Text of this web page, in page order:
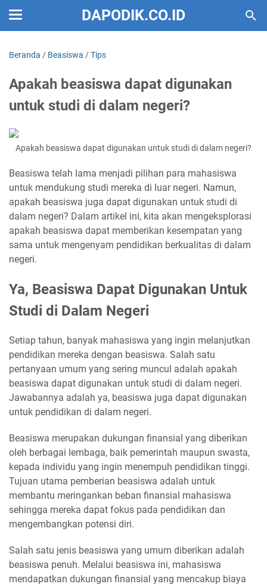
DAPODIK.CO.ID
Beranda / Beasiswa /Tips
Apakah beasiswa dapat digunakan
untuk studi di dalam negeri?
Apakah beasiswa dapat digunakan untuk studi di dalam negeri?
Beasiswa telah lama menjadi pilihan para mahasiswa
untuk mendukung studi mereka di luar negeri. Namun,
apakah beasiswa juga dapat digunakan untuk studi di
dalam negeri? Dalam artikel ini, kita akan mengeksplorasi
apakah beasiswa dapat memberikan kesempatan yang
sama untuk mengenyam pendidikan berkualitas di dalam
negeri.
Ya, Beasiswa Dapat Digunakan Untuk
Studi di Dalam Negeri
Setiap tahun, banyak mahasiswa yang ingin melanjutkan
pendidikan mereka dengan beasiswa. Salah satu
pertanyaan umum yang sering muncul adalah apakah
beasiswa dapat digunakan untuk studi di dalam negeri.
Jawabannya adalah ya, beasiswa juga dapat digunakan
untuk pendidikan di dalam negeri.
Beasiswa merupakan dukungan finansial yang diberikan
oleh berbagai lembaga, baik pemerintah maupun swasta,
kepada individu yang ingin menempuh pendidikan tinggi.
Tujuan utama pemberian beasiswa adalah untuk
membantu meringankan beban finansial mahasiswa
sehingga mereka dapat fokus pada pendidikan dan
mengembangkan potensi diri.
Salah satu jenis beasiswa yang umum diberikan adalah
beasiswa penuh. Melalui beasiswa ini, mahasiswa
mendapatkan dukungan finansial yang mencakup biaya